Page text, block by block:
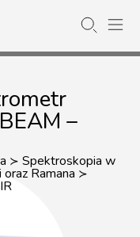
–
≻ Spektroskopia w
Ramana ≻